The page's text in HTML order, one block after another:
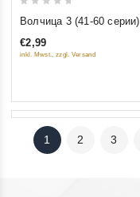
of
Волчица 3 (41-60 серии)
€2,99
inkl. Mwst., zzgl. Versand
1 2 3